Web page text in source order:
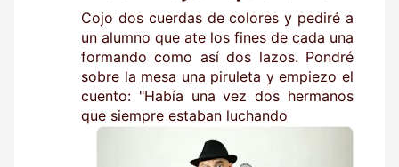
Cojo dos cuerdas de colores y pediré a
un alumno que ate los fines de cada una
formando como así dos lazos. Pondré
sobre la mesa una piruleta y empiezo el
cuento: "Había una vez dos hermanos
que siempre estaban luchando